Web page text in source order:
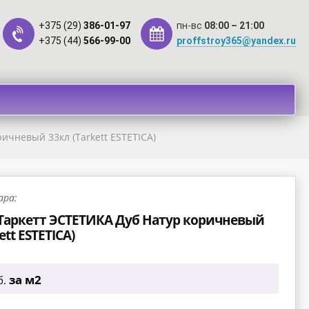
+375 (29) 386-01-97
+375 (44) 566-99-00
пн-вс 08:00 – 21:00
proffstroy365@yandex.ru
ОплатаРассрочка
33кл (Tarkett ESTETICA)
ЭСТЕТИКА Дуб Натур коричневый
ESTETICA)
за м2